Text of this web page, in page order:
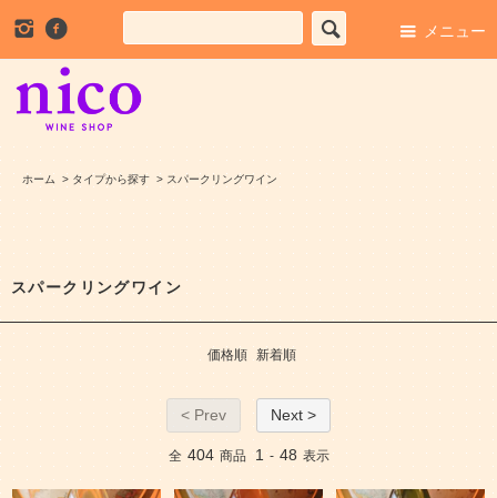
メニュー
ホーム > タイプから探す > スパークリングワイン
スパークリングワイン
価格順 新着順
< Prev Next >
全 404 商品 1 - 48 表示